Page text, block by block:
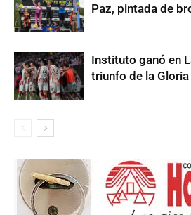
Paz, pintada de
Instituto ganó en
triunfo de la Gloria